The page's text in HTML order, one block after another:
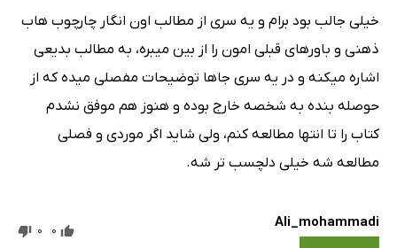
خیلی جالب بود برام و یه سری از مطالب اون انگار چارچوب هاب
ذهنی و باورهای قبلی امون را از بین میبره، به مطالب بدیعی
اشاره میکنه و در یه سری جاها توضیحات مفصلی میده که از
حوصله بنده به شخصه خارج بوده و هنوز هم موفق نشدم
کتاب را تا انتها مطالعه کنم، ولی شاید اگر موردی و فصلی
مطالعه شه خیلی دلچسب تر شه.
Ali_mohammadi
0
0